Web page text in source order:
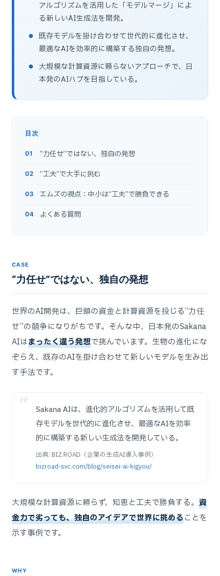
アルゴリズムを活用した「モデルマージ」によ
る新しいAI生成法を開発。
既存モデルを掛け合わせて世代的に進化させ、
最適なAIを効率的に構築する独自の発想。
大規模な計算資源に頼らないアプローチで、日
本発のAIハブを目指している。
目次
“力任せ”ではない、独自の発想
“工夫”で大手に挑む
エムズの視点：中小は“工夫”で勝負できる
よくある質問
CASE
“力任せ”ではない、独自の発想
世界のAI開発は、巨額の資金と計算資源を投じる“力任
せ”の競争になりがちです。そんな中、日本発のSakana
AIはまったく違う発想で挑んでいます。生物の進化にな
ぞらえ、既存のAIを掛け合わせて新しいモデルを生み出
す手法です。
Sakana AIは、進化的アルゴリズムを活用して既
存モデルを世代的に進化させ、最適なAIを効率
的に構築する新しい生成法を開発している。
出典: BIZ ROAD（企業の生成AI導入事例）
bizroad-svc.com/blog/seisei-ai-kigyou/
大規模な計算資源に頼らず、知恵と工夫で勝負する。 資
金力で劣っても、独自のアイデアで世界に挑めることを
示す事例です。
WHY